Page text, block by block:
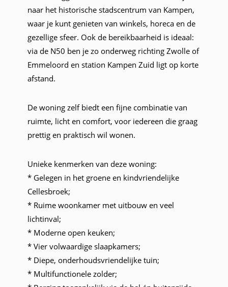
naar het historische stadscentrum van Kampen,
waar je kunt genieten van winkels, horeca en de
gezellige sfeer. Ook de bereikbaarheid is ideaal:
via de N50 ben je zo onderweg richting Zwolle of
Emmeloord en station Kampen Zuid ligt op korte
afstand.
De woning zelf biedt een fijne combinatie van
ruimte, licht en comfort, voor iedereen die graag
prettig en praktisch wil wonen.
Unieke kenmerken van deze woning:
* Gelegen in het groene en kindvriendelijke
Cellesbroek;
* Ruime woonkamer met uitbouw en veel
lichtinval;
* Moderne open keuken;
* Vier volwaardige slaapkamers;
* Diepe, onderhoudsvriendelijke tuin;
* Multifunctionele zolder;